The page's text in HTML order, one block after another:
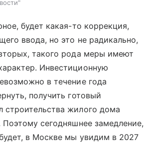
будет какая-то коррекция,
ввода, но это не радикально,
такого рода меры имеют
Инвестиционную
в течение года
получить готовый
строительства жилого дома
Поэтому сегодняшнее замедление,
в Москве мы увидим в 2027